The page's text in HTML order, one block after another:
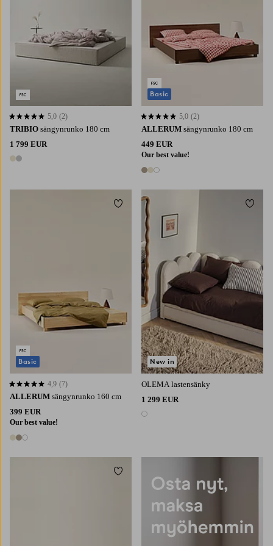
TRIBIO sängynrunko 180 cm
1 799 EUR
2 värejä
5,0 perustuen 2 arvosanaan
5,0 (2)
ALLERUM sängynrunko 180 cm
449 EUR
Our best value!
3 värejä
5,0 perustuen 2 arvosanaan
5,0 (2)
Basic
ALLERUM sängynrunko 160 cm
399 EUR
Our best value!
3 värejä
4,9 perustuen 7 arvosanaan
4,9 (7)
Basic
Lisää suosikkeihin
OLEMA lastensänky
1 299 EUR
1 väri
New in
Lisää
Lisää suosikkeihin